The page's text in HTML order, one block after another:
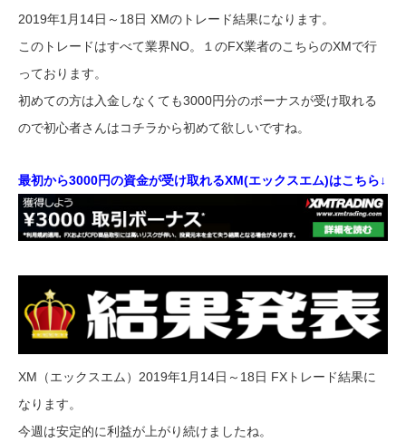
2019年1月14日～18日 XMのトレード結果になります。
このトレードはすべて業界NO。１のFX業者のこちらのXMで行
っております。
初めての方は入金しなくても3000円分のボーナスが受け取れる
ので初心者さんはコチラから初めて欲しいですね。
最初から3000円の資金が受け取れるXM(エックスエム)はこちら↓
XM（エックスエム）2019年1月14日～18日 FXトレード結果に
なります。
今週は安定的に利益が上がり続けましたね。